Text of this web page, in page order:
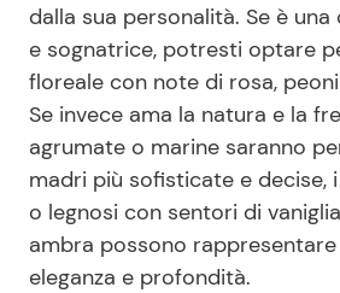
dalla sua personalità. Se è
e sognatrice, potresti optare
floreale con note di rosa,
Se invece ama la natura e la
agrumate o marine saranno
madri più sofisticate e decise,
o legnosi con sentori di
ambra possono
eleganza e profondità.